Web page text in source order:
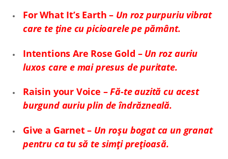
For What It’s Earth – Un roz purpuriu vibrat
care te ține cu picioarele pe pământ.
Intentions Are Rose Gold – Un roz auriu
luxos care e mai presus de puritate.
Raisin your Voice –Fă-te auzită cu acest
burgund auriu plin de îndrăzneală.
Give a Garnet – Un roșu bogat ca un granat
pentru ca tu să te simți prețioasă.